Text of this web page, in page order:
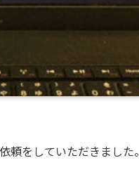
をしていただきました。